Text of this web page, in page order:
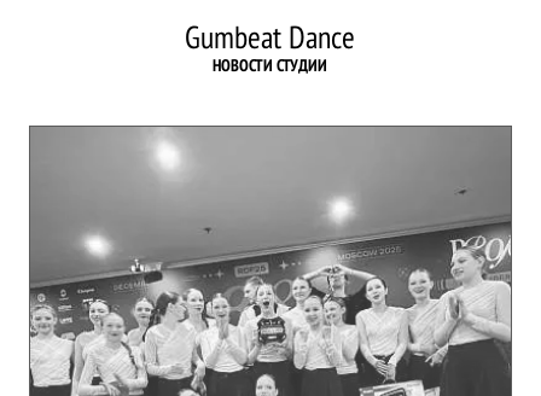
Gumbeat Dance
НОВОСТИ СТУДИИ